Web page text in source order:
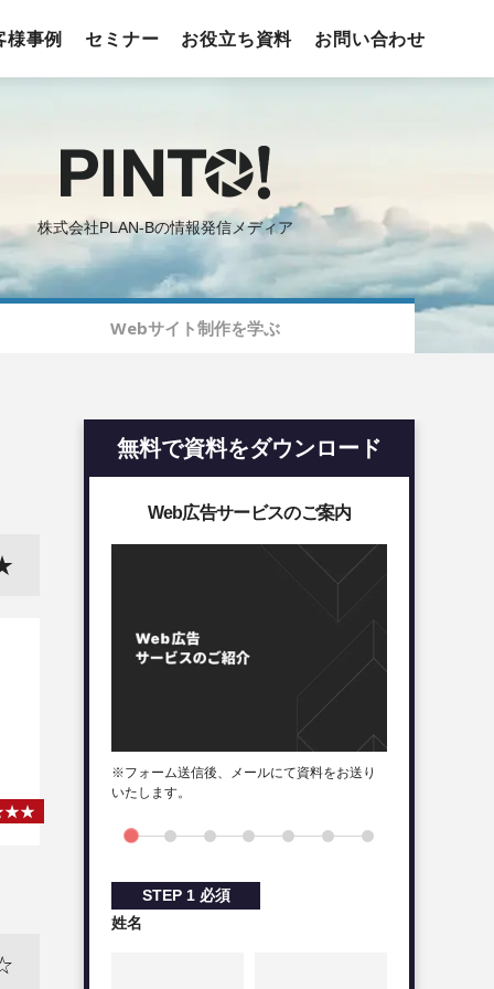
様事例 セミナー お役立ち資料 お問い合わせ
株式会社PLAN-Bの情報発信メディア
Webサイト制作を学ぶ
無料で資料をダウンロード
Web広告サービスのご案内
※フォーム送信後、メールにて資料をお送り
いたします。
STEP 1 必須
姓名